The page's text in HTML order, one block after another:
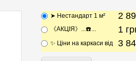
➤ Нестандарт 1 м² 2
《АКЦІЯ》...☎️... 1
✨ Ціни на каркаси від 3